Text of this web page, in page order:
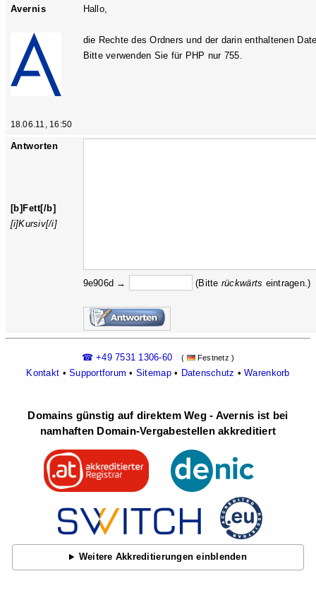
Avernis
18.06.11, 16:50
Hallo,
die Rechte des Ordners und der darin enthaltenen
Bitte verwenden Sie für PHP nur 755.
Antworten
[b]Fett[/b]
[i]Kursiv[/i]
9e906d → (Bitte rückwärts eintragen.)
☎ +49 7531 1306-60 ( Festnetz )
Kontakt •Supportforum • Sitemap• Datenschutz •Warenkorb
Domains günstig auf direktem Weg - Avernis ist bei
namhaften Domain-Vergabestellen akkreditiert
Weitere Akkreditierungen einblenden